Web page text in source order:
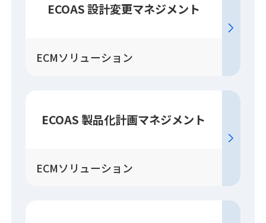
ECOAS 設計変更マネジメント
ECMソリューション
ECOAS 製品化計画マネジメント
ECMソリューション